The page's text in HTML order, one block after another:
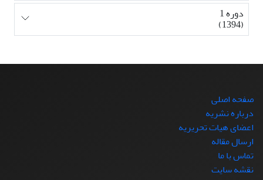
دوره 1
(1394)
صفحه اصلی
درباره نشریه
اعضای هیات تحریریه
ارسال مقاله
تماس با ما
نقشه سایت